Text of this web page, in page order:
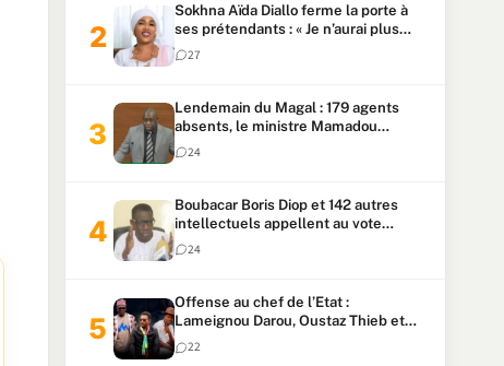
Sokhna Aïda Diallo ferme la porte à
ses prétendants : « Je n’aurai plus
jamais un autre mari »
27
Lendemain du Magal : 179 agents
absents, le ministre Mamadou
Lamine Dianté exige des explications
24
Boubacar Boris Diop et 142 autres
intellectuels appellent au vote
urgent de la révision
constitutionnelle
24
Offense au chef de l’Etat :
Lameignou Darou, Oustaz Thieb et
Ndiaye Touba lourdement
condamnés
22